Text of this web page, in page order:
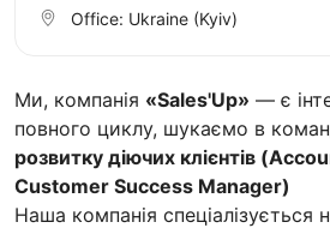
Ми, компанія «Sales'Up» — є
повного циклу, шукаємо в
розвитку діючих клієнтів
Customer Success Manager)
Наша компанія спеціалізується
Office: Ukraine (Kyiv)